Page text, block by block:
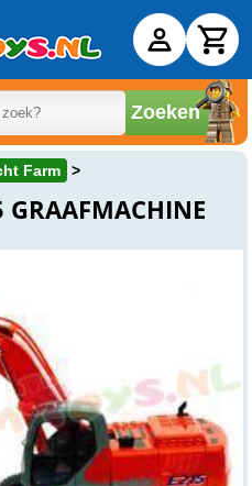
Zoeken
Farm
GRAAFMACHINE